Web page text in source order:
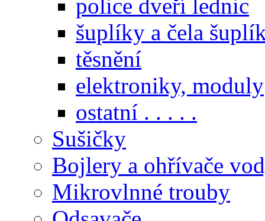
police dveří lednic
šuplíky a čela
těsnění
elektroniky, moduly
ostatní . . . . .
Sušičky
Bojlery a ohřívače
Mikrovlnné trouby